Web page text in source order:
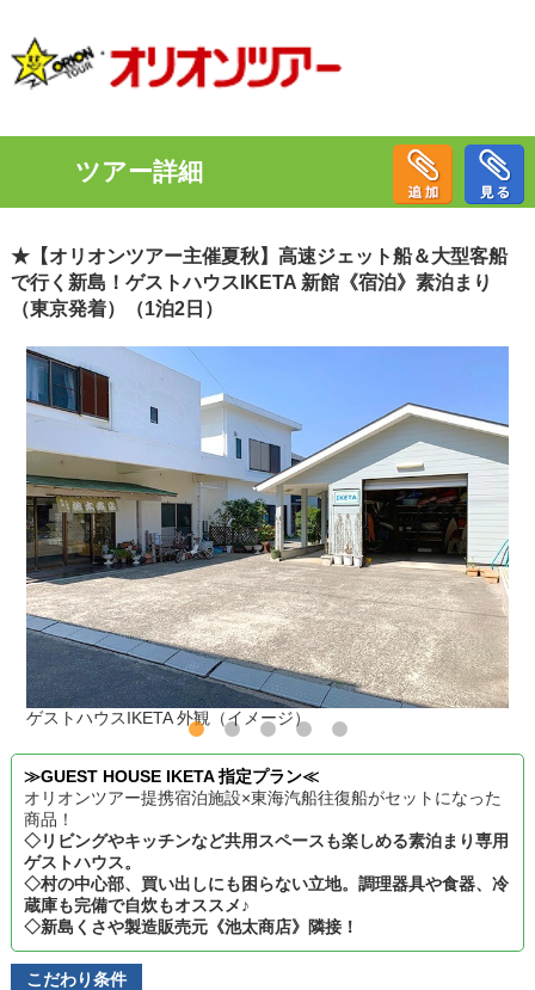
ツアー詳細
★【オリオンツアー主催夏秋】高速ジェット船＆大型客船
で行く新島！ゲストハウスIKETA 新館《宿泊》素泊まり
（東京発着）（1泊2日）
ゲストハウスIKETA 外観（イメージ）
≫GUEST HOUSE IKETA 指定プラン≪
オリオンツアー提携宿泊施設×東海汽船往復船がセットになった
商品！
◇リビングやキッチンなど共用スペースも楽しめる素泊まり専用
ゲストハウス。
◇村の中心部、買い出しにも困らない立地。調理器具や食器、冷
蔵庫も完備で自炊もオススメ♪
◇新島くさや製造販売元《池太商店》隣接！
こだわり条件